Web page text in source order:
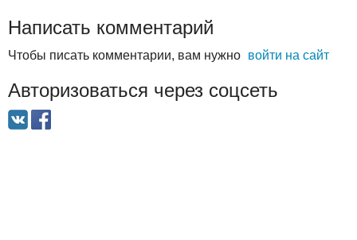
Написать комментарий
Чтобы писать комментарии, вам нужно войти на сайт
Авторизоваться через соцсеть